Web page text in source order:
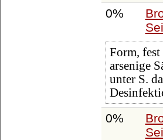
0%
Form,
arsenige
unter S.
0%